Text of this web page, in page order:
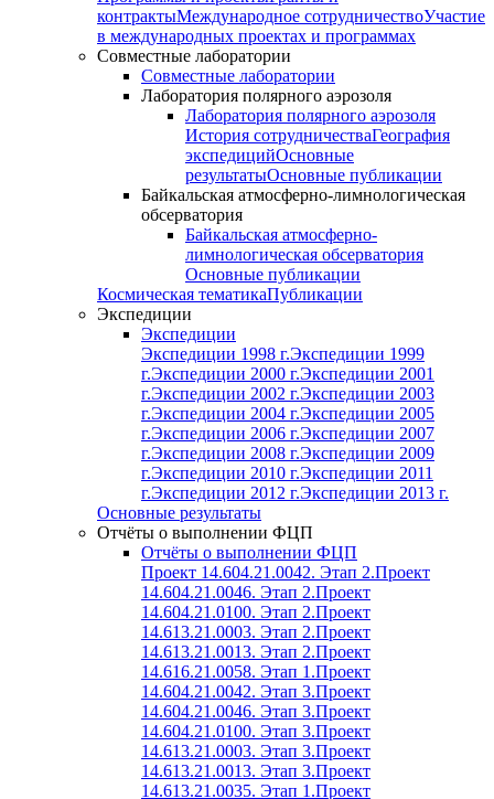
контрактыМеждународное сотрудничествоУчастие
в международных проектах и программах
Совместные лаборатории
Совместные лаборатории
Лаборатория полярного аэрозоля
Лаборатория полярного аэрозоля
История сотрудничестваГеография
экспедицийОсновные
результатыОсновные публикации
Байкальская атмосферно-лимнологическая
обсерватория
Байкальская атмосферно-
лимнологическая обсерватория
Основные публикации
Космическая тематикаПубликации
Экспедиции
Экспедиции
Экспедиции 1998 г.Экспедиции 1999
г.Экспедиции 2000 г.Экспедиции 2001
г.Экспедиции 2002 г.Экспедиции 2003
г.Экспедиции 2004 г.Экспедиции 2005
г.Экспедиции 2006 г.Экспедиции 2007
г.Экспедиции 2008 г.Экспедиции 2009
г.Экспедиции 2010 г.Экспедиции 2011
г.Экспедиции 2012 г.Экспедиции 2013 г.
Основные результаты
Отчёты о выполнении ФЦП
Отчёты о выполнении ФЦП
Проект 14.604.21.0042. Этап 2.Проект
14.604.21.0046. Этап 2.Проект
14.604.21.0100. Этап 2.Проект
14.613.21.0003. Этап 2.Проект
14.613.21.0013. Этап 2.Проект
14.616.21.0058. Этап 1.Проект
14.604.21.0042. Этап 3.Проект
14.604.21.0046. Этап 3.Проект
14.604.21.0100. Этап 3.Проект
14.613.21.0003. Этап 3.Проект
14.613.21.0013. Этап 3.Проект
14.613.21.0035. Этап 1.Проект